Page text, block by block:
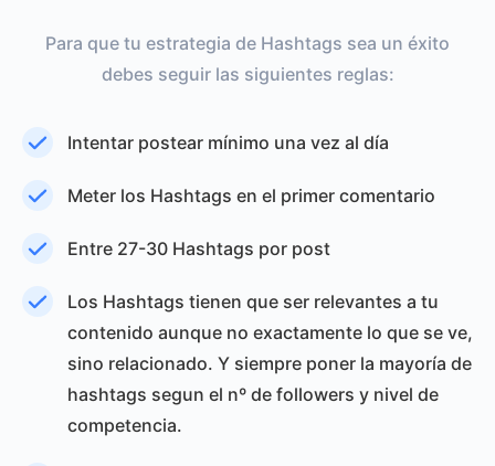
Para que tu estrategia de Hashtags sea un éxito
debes seguir las siguientes reglas:
Intentar postear mínimo una vez al día
Meter los Hashtags en el primer comentario
Entre 27-30 Hashtags por post
Los Hashtags tienen que ser relevantes a tu
contenido aunque no exactamente lo que se ve,
sino relacionado. Y siempre poner la mayoría de
hashtags segun el nº de followers y nivel de
competencia.